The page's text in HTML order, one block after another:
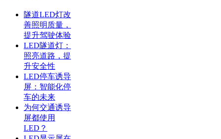
隧道LED灯改
善照明质量，
提升驾驶体验
LED隧道灯：
照亮道路，提
升安全性
LED停车诱导
屏：智能化停
车的未来
为何交通诱导
屏都使用
LED？